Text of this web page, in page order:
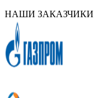
НАШИ ЗАКАЗЧИКИ